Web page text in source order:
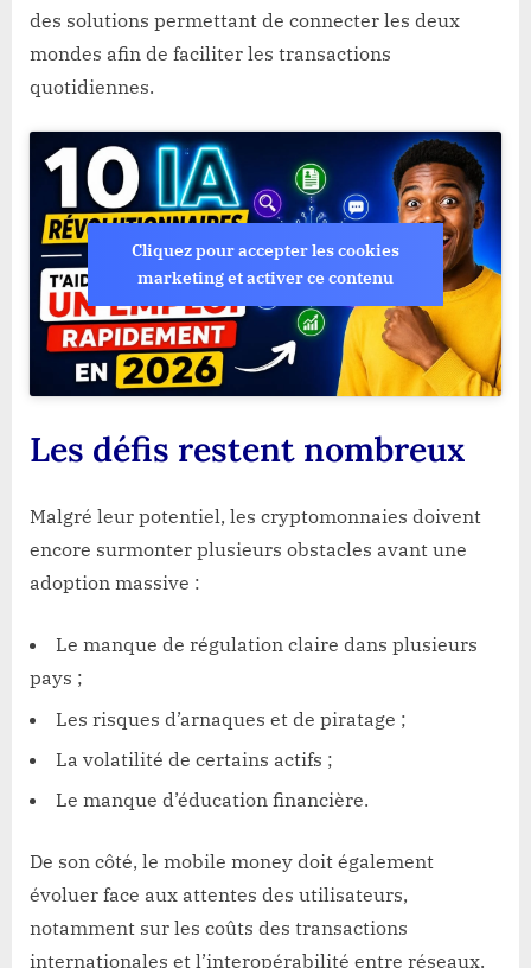
des solutions permettant de connecter les deux
mondes afin de faciliter les transactions
quotidiennes.
Cliquez pour accepter les cookies
marketing et activer ce contenu
Les défis restent nombreux
Malgré leur potentiel, les cryptomonnaies doivent
encore surmonter plusieurs obstacles avant une
adoption massive :
Le manque de régulation claire dans plusieurs
pays ;
Les risques d’arnaques et de piratage ;
La volatilité de certains actifs ;
Le manque d’éducation financière.
De son côté, le mobile money doit également
évoluer face aux attentes des utilisateurs,
notamment sur les coûts des transactions
internationales et l’interopérabilité entre réseaux.